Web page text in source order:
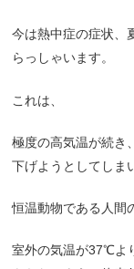
今は熱中症の症状、
らっしゃいます。
これは、
極度の高気温が続き
下げようとしてしま
恒温動物である人間
室外の気温が37℃よ